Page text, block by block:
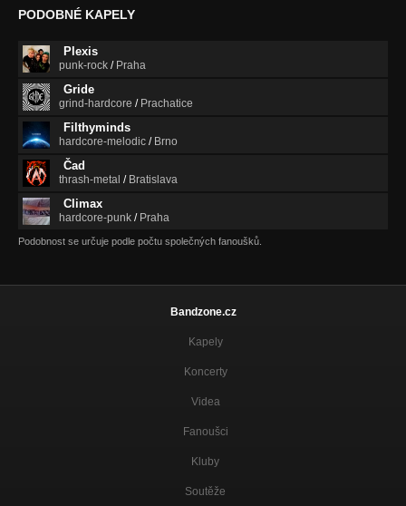
PODOBNÉ KAPELY
Plexis
punk-rock / Praha
Gride
grind-hardcore / Prachatice
Filthyminds
hardcore-melodic / Brno
Čad
thrash-metal / Bratislava
Climax
hardcore-punk / Praha
Podobnost se určuje podle počtu společných fanoušků.
Bandzone.cz
Kapely
Koncerty
Videa
Fanoušci
Kluby
Soutěže